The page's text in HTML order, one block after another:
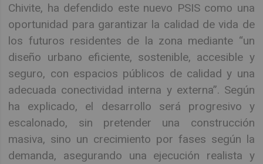
Chivite, ha defendido este nuevo PSIS como una
oportunidad para garantizar la calidad de vida de
los futuros residentes de la zona mediante “un
diseño urbano eficiente, sostenible, accesible y
seguro, con espacios públicos de calidad y una
adecuada conectividad interna y externa”. Según
ha explicado, el desarrollo será progresivo y
escalonado, sin pretender una construcción
masiva, sino un crecimiento por fases según la
demanda, asegurando una ejecución realista y